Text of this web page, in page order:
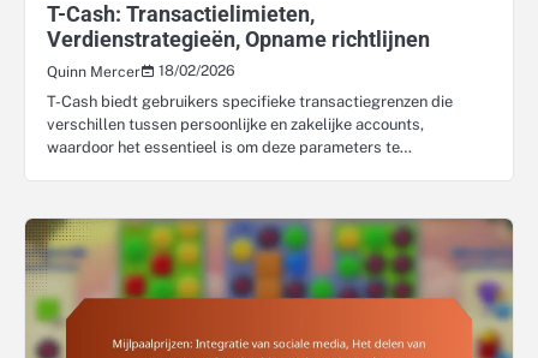
T-Cash: Transactielimieten,
Verdienstrategieën, Opname richtlijnen
Quinn Mercer
18/02/2026
T-Cash biedt gebruikers specifieke transactiegrenzen die
verschillen tussen persoonlijke en zakelijke accounts,
waardoor het essentieel is om deze parameters te…